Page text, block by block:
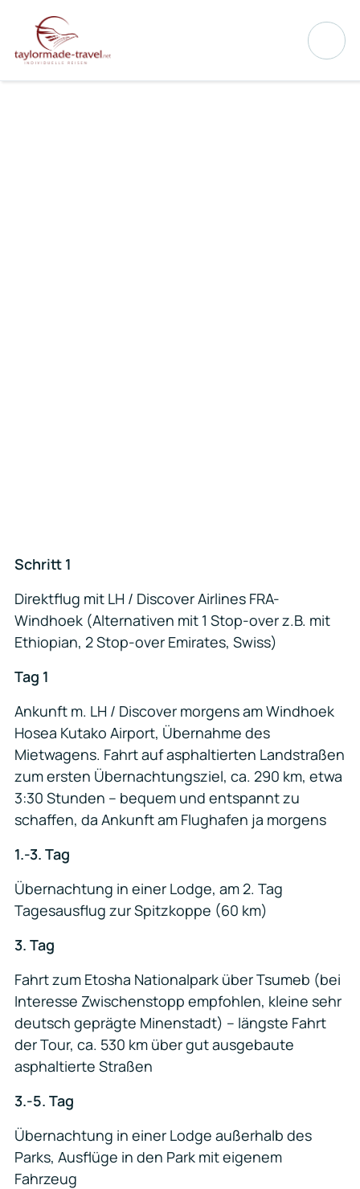
Schritt 1
Direktflug mit LH / Discover Airlines FRA-
Windhoek (Alternativen mit 1 Stop-over z.B. mit
Ethiopian, 2 Stop-over Emirates, Swiss)
Tag 1
Ankunft m. LH / Discover morgens am Windhoek
Hosea Kutako Airport, Übernahme des
Mietwagens. Fahrt auf asphaltierten Landstraßen
zum ersten Übernachtungsziel, ca. 290 km, etwa
3:30 Stunden – bequem und entspannt zu
schaffen, da Ankunft am Flughafen ja morgens
1.-3. Tag
Übernachtung in einer Lodge, am 2. Tag
Tagesausflug zur Spitzkoppe (60 km)
3. Tag
Fahrt zum Etosha Nationalpark über Tsumeb (bei
Interesse Zwischenstopp empfohlen, kleine sehr
deutsch geprägte Minenstadt) – längste Fahrt
der Tour, ca. 530 km über gut ausgebaute
asphaltierte Straßen
3.-5. Tag
Übernachtung in einer Lodge außerhalb des
Parks, Ausflüge in den Park mit eigenem
Fahrzeug